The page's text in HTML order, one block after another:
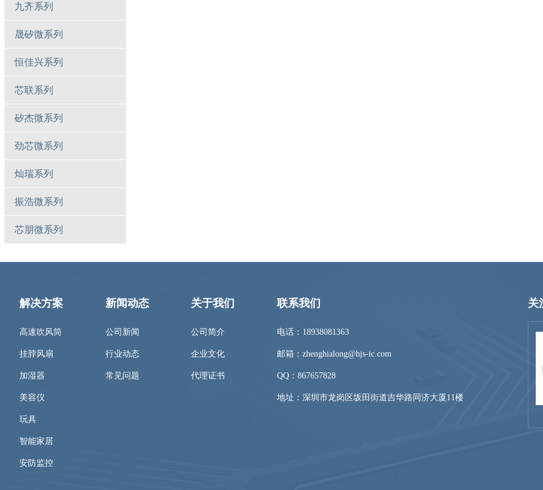
九齐系列
晟矽微系列
恒佳兴系列
芯联系列
矽杰微系列
劲芯微系列
灿瑞系列
振浩微系列
芯朋微系列
解决方案
高速吹风筒
挂脖风扇
加湿器
美容仪
玩具
智能家居
安防监控
新闻动态
公司新闻
行业动态
常见问题
关于我们
公司简介
企业文化
代理证书
联系我们
电话：18938081363
邮箱：zhenghialong@hjs-ic.com
QQ： 867657828
地址：深圳市龙岗区坂田街道吉华路同济大厦11楼
关